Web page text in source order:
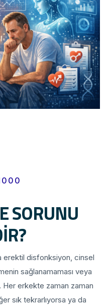
SORUNU
erektil disfonksiyon, cinsel
sağlanamaması veya
erkekte zaman zaman
sık tekrarlıyorsa ya da